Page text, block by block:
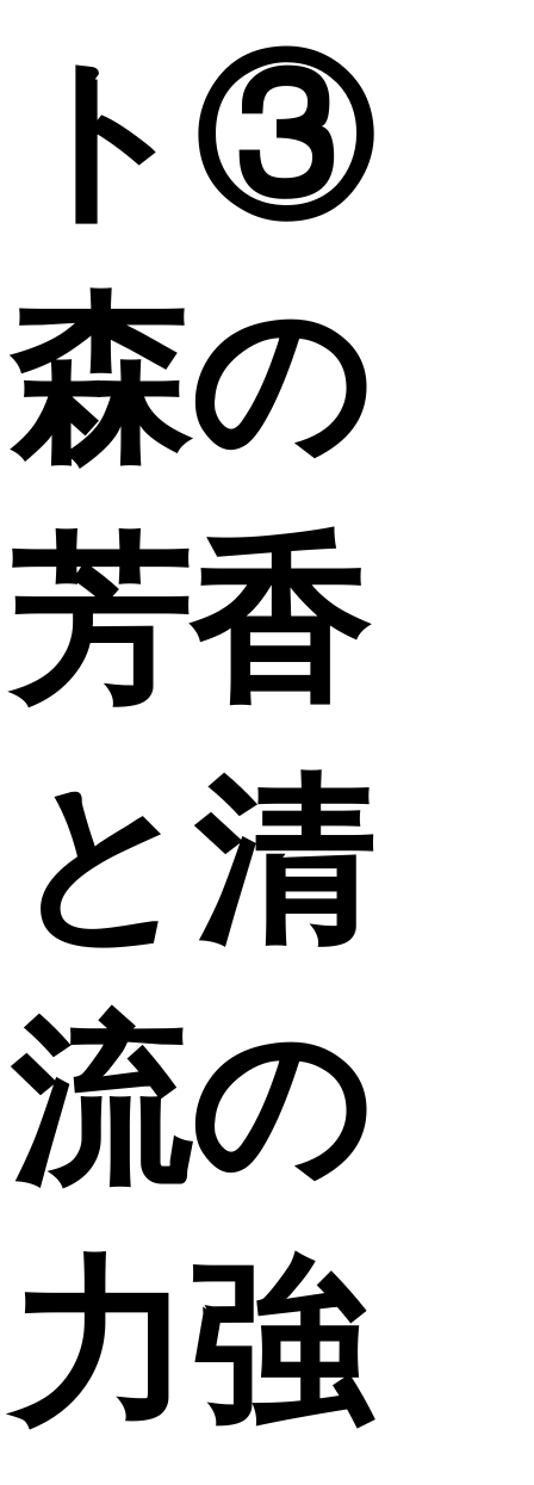
ト③
森の
芳香
と清
流の
力強